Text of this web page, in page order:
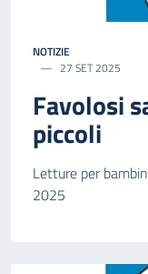
NOTIZIE
27 SET 2025
Favolosi
piccoli
Letture per
2025